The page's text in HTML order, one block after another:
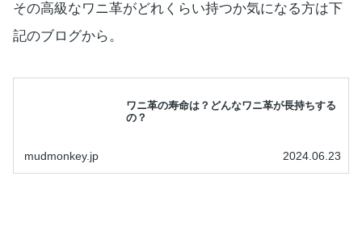
その高級なワニ革がどれくらい持つか気になる方は下
記のブログから。
ワニ革の寿命は？どんなワニ革が長持ちする
の？
mudmonkey.jp 2024.06.23